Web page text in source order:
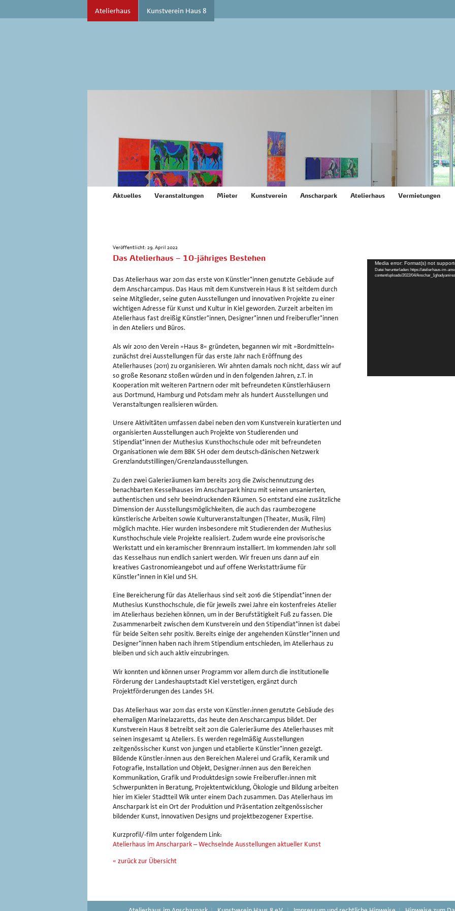
Atelierhaus Kunstverein Haus 8
Aktuelles Veranstaltungen Mieter Kunstverein Anscharpark Atelierhaus Vermietungen
Veröffentlicht: 29. April 2022
Das Atelierhaus – 10-jähriges Bestehen
Das Atelierhaus war 2011 das erste von Künstler*innen genutzte Gebäude auf
dem Anscharcampus. Das Haus mit dem Kunstverein Haus 8 ist seitdem durch
seine Mitglieder, seine guten Ausstellungen und innovativen Projekte zu einer
wichtigen Adresse für Kunst und Kultur in Kiel geworden. Zurzeit arbeiten im
Atelierhaus fast dreißig Künstler*innen, Designer*innen und Freiberufler*innen
in den Ateliers und Büros.
Als wir 2010 den Verein »Haus 8« gründeten, begannen wir mit »Bordmitteln«
zunächst drei Ausstellungen für das erste Jahr nach Eröffnung des
Atelierhauses (2011) zu organisieren. Wir ahnten damals noch nicht, dass wir auf
so große Resonanz stoßen würden und in den folgenden Jahren, z.T. in
Kooperation mit weiteren Partnern oder mit befreundeten Künstlerhäusern
aus Dortmund, Hamburg und Potsdam mehr als hundert Ausstellungen und
Veranstaltungen realisieren würden.
Unsere Aktivitäten umfassen dabei neben den vom Kunstverein kuratierten und
organisierten Ausstellungen auch Projekte von Studierenden und
Stipendiat*innen der Muthesius Kunsthochschule oder mit befreundeten
Organisationen wie dem BBK SH oder dem deutsch-dänischen Netzwerk
Grenzlandutstillingen/Grenzlandausstellungen.
Zu den zwei Galerieräumen kam bereits 2013 die Zwischennutzung des
benachbarten Kesselhauses im Anscharpark hinzu mit seinen unsanierten,
authentischen und sehr beeindruckenden Räumen. So entstand eine zusätzliche
Dimension der Ausstellungsmöglichkeiten, die auch das raumbezogene
künstlerische Arbeiten sowie Kulturveranstaltungen (Theater, Musik, Film)
möglich machte. Hier wurden insbesondere mit Studierenden der Muthesius
Kunsthochschule viele Projekte realisiert. Zudem wurde eine provisorische
Werkstatt und ein keramischer Brennraum installiert. Im kommenden Jahr soll
das Kesselhaus nun endlich saniert werden. Wir freuen uns dann auf ein
kreatives Gastronomieangebot und auf offene Werkstatträume für
Künstler*innen in Kiel und SH.
Eine Bereicherung für das Atelierhaus sind seit 2016 die Stipendiat*innen der
Muthesius Kunsthochschule, die für jeweils zwei Jahre ein kostenfreies Atelier
im Atelierhaus beziehen können, um in der Berufstätigkeit Fuß zu fassen. Die
Zusammenarbeit zwischen dem Kunstverein und den Stipendiat*innen ist dabei
für beide Seiten sehr positiv. Bereits einige der angehenden Künstler*innen und
Designer*innen haben nach ihrem Stipendium entschieden, im Atelierhaus zu
bleiben und sich auch aktiv einzubringen.
Wir konnten und können unser Programm vor allem durch die institutionelle
Förderung der Landeshauptstadt Kiel verstetigen, ergänzt durch
Projektförderungen des Landes SH.
Das Atelierhaus war 2011 das erste von Künstler:innen genutzte Gebäude des
ehemaligen Marinelazaretts, das heute den Anscharcampus bildet. Der
Kunstverein Haus 8 betreibt seit 2011 die Galerieräume des Atelierhauses mit
seinen insgesamt 14 Ateliers. Es werden regelmäßig Ausstellungen
zeitgenössischer Kunst von jungen und etablierte Künstler*innen gezeigt.
Bildende Künstler:innen aus den Bereichen Malerei und Grafik, Keramik und
Fotografie, Installation und Objekt, Designer:innen aus den Bereichen
Kommunikation, Grafik und Produktdesign sowie Freiberufler:innen mit
Schwerpunkten in Beratung, Projektentwicklung, Ökologie und Bildung arbeiten
hier im Kieler Stadtteil Wik unter einem Dach zusammen. Das Atelierhaus im
Anscharpark ist ein Ort der Produktion und Präsentation zeitgenössischer
bildender Kunst, innovativen Designs und projektbezogener Expertise.
Kurzprofil/-film unter folgendem Link:
Atelierhaus im Anscharpark – Wechselnde Ausstellungen aktueller Kunst
Video-
Player
Media error: Format(s) not
Datei herunterladen: https://atelierhaus-im-
content/uploads/2022/04/
« zurück zur Übersicht